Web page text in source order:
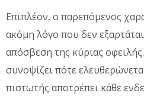
Επιπλέον, ο παρεπόμενος
ακόμη λόγο που δεν
απόσβεση της κύριας
συνοψίζει πότε
πιστωτής αποτρέπει κάθε